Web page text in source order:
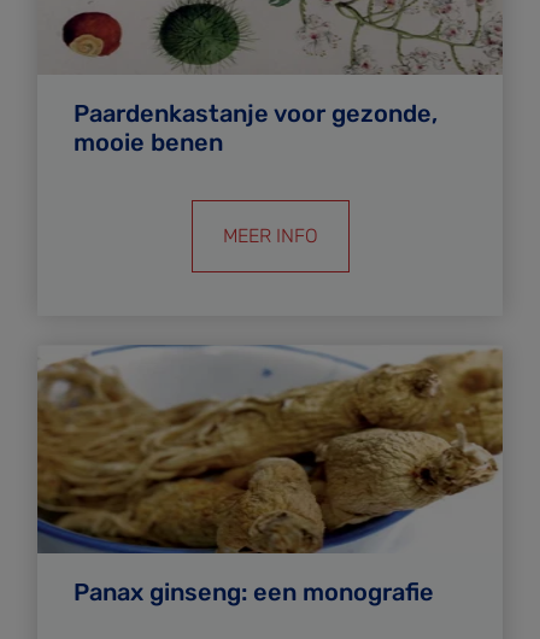
Paardenkastanje voor gezonde,
mooie benen
MEER INFO
Panax ginseng: een monografie